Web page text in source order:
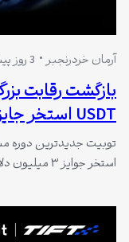
آرمان خردرنجبر 3 روز پیش
USDT استخر جایزه
رقابت‌های تیمی و
بود و جزئیات کامل پیش